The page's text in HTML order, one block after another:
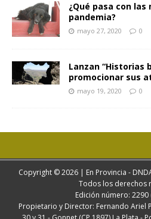
¿Qué pasa con
pandemia?
mayo 27, 2020 0
Lanzan “Historias
promocionar sus
mayo 19, 2020 0
Copyright © 2026 | En Provincia -
Todos los derechos
Edición número: 2290
Propietario y Director: Fernando Ariel